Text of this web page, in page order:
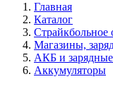
Главная
Каталог
Страйкбольное
Магазины,
АКБ и зарядные
Аккумуляторы